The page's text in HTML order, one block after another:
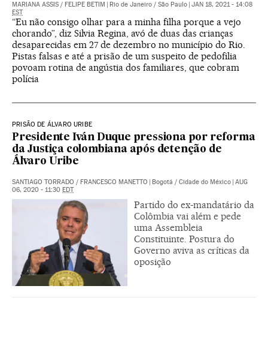
MARIANA ASSIS / FELIPE BETIM Rio de Janeiro / São Paulo JAN 18, 2021 - 14:08
EST
“Eu não consigo olhar para a minha filha porque a vejo
chorando”, diz Silvia Regina, avó de duas das crianças
desaparecidas em 27 de dezembro no município do Rio.
Pistas falsas e até a prisão de um suspeito de pedofilia
povoam rotina de angústia dos familiares, que cobram
polícia
PRISÃO DE ÁLVARO URIBE
Presidente Iván Duque pressiona por reforma
da Justiça colombiana após detenção de
Álvaro Uribe
SANTIAGO TORRADO / FRANCESCO MANETTO Bogotá / Cidade do México AUG
06, 2020 - 11:30 EDT
Partido do ex-mandatário da
Colômbia vai além e pede
uma Assembleia
Constituinte. Postura do
Governo aviva as críticas da
oposição